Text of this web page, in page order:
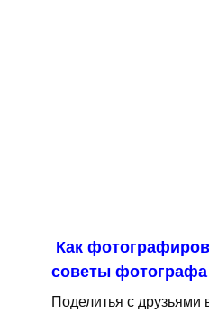
Как
советы фотографа
Поделитья с друзьями